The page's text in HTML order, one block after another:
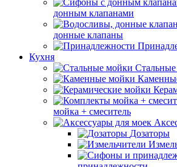
донным клапанами
донные клапаны
Кухня
мойка + смеситель
Дозаторы